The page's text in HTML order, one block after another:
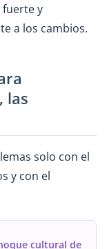
fuerte y
a los cambios.
las
solo con el
y con el
cultural de